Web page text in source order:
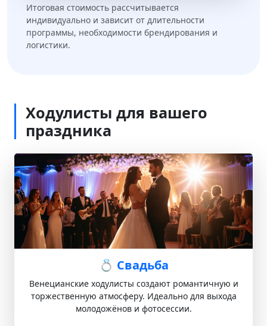
Итоговая стоимость рассчитывается
индивидуально и зависит от длительности
программы, необходимости брендирования и
логистики.
Ходулисты для вашего
праздника
💍 Свадьба
Венецианские ходулисты создают романтичную и
торжественную атмосферу. Идеально для выхода
молодожёнов и фотосессии.